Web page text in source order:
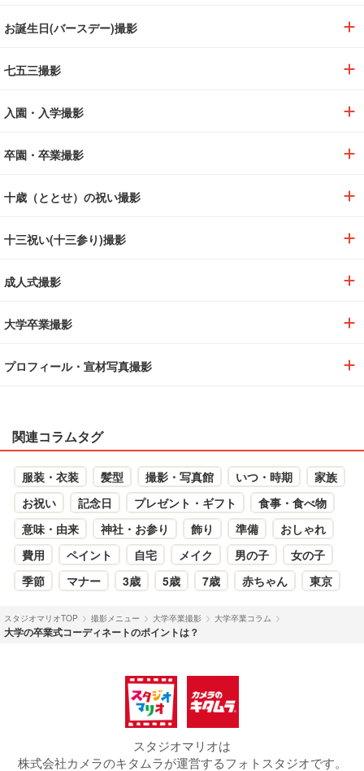
お誕生日(バースデー)撮影
七五三撮影
入園・入学撮影
卒園・卒業撮影
十歳（ととせ）の祝い撮影
十三祝い(十三参り)撮影
成人式撮影
大学卒業撮影
プロフィール・宣材写真撮影
関連コラムタグ
服装・衣装 髪型 撮影・写真館 いつ・時期
家族
お祝い
記念日 プレゼント・ギフト
食事・食べ物
意味・由来
神社・お参り 飾り 準備
おしゃれ
費用
ペイント 自宅 メイク 男の子
女の子
季節
マナー 3歳 5歳 7歳 赤ちゃん 東京
スタジオマリオTOP 撮影メニュー 大学卒業撮影 大学卒業コラム
大学の卒業式コーディネートのポイントは？
スタジオマリオは
株式会社カメラのキタムラが運営するフォトスタジオです。